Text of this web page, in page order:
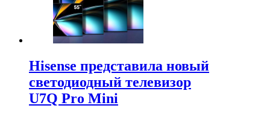
Hisense представила новый
светодиодный телевизор
U7Q Pro Mini